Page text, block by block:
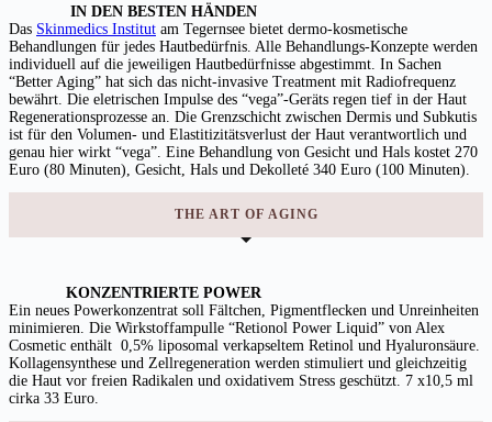
IN DEN BESTEN HÄNDEN
Das Skinmedics Institut am Tegernsee bietet dermo-kosmetische
Behandlungen für jedes Hautbedürfnis. Alle Behandlungs-Konzepte werden
individuell auf die jeweiligen Hautbedürfnisse abgestimmt. In Sachen
“Better Aging” hat sich das nicht-invasive Treatment mit Radiofrequenz
bewährt. Die eletrischen Impulse des “vega”-Geräts regen tief in der Haut
Regenerationsprozesse an. Die Grenzschicht zwischen Dermis und Subkutis
ist für den Volumen- und Elastitizitätsverlust der Haut verantwortlich und
genau hier wirkt “vega”. Eine Behandlung von Gesicht und Hals kostet 270
Euro (80 Minuten), Gesicht, Hals und Dekolleté 340 Euro (100 Minuten).
THE ART OF AGING
KONZENTRIERTE POWER
Ein neues Powerkonzentrat soll Fältchen, Pigmentflecken und Unreinheiten
minimieren. Die Wirkstoffampulle “Retionol Power Liquid” von Alex
Cosmetic enthält 0,5% liposomal verkapseltem Retinol und Hyaluronsäure.
Kollagensynthese und Zellregeneration werden stimuliert und gleichzeitig
die Haut vor freien Radikalen und oxidativem Stress geschützt. 7 x10,5 ml
cirka 33 Euro.